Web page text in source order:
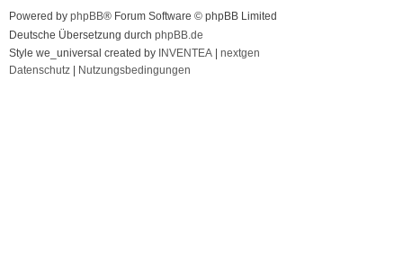
Powered by phpBB® Forum Software © phpBB Limited
Deutsche Übersetzung durch phpBB.de
Style we_universal created by INVENTEA
nextgen
Datenschutz
Nutzungsbedingungen